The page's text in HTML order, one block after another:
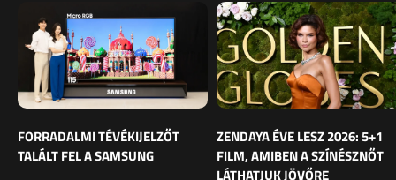
FORRADALMI TÉVÉKIJELZŐT
TALÁLT FEL A SAMSUNG
ZENDAYA ÉVE LESZ 2026: 5+1
FILM, AMIBEN A SZÍNÉSZNŐT
LÁTHATJUK JÖVŐRE